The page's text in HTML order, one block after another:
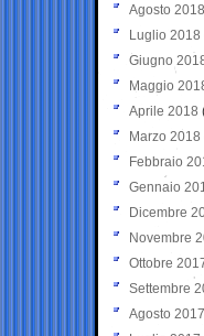
Agosto 2018
Luglio 2018
Giugno
Maggio
Aprile 2018
Marzo 2018
Febbraio
Gennaio
Dicembre
Novembre
Ottobre
Settembre
Agosto 2017